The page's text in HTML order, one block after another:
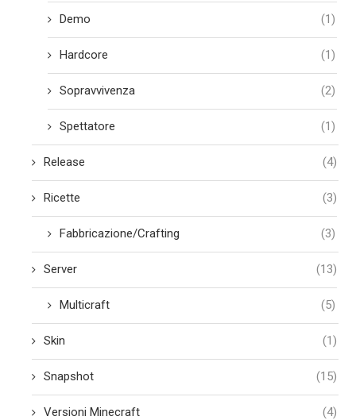
Demo (1)
Hardcore (1)
Sopravvivenza (2)
Spettatore (1)
Release (4)
Ricette (3)
Fabbricazione/Crafting (3)
Server (13)
Multicraft (5)
Skin (1)
Snapshot (15)
Versioni Minecraft (4)